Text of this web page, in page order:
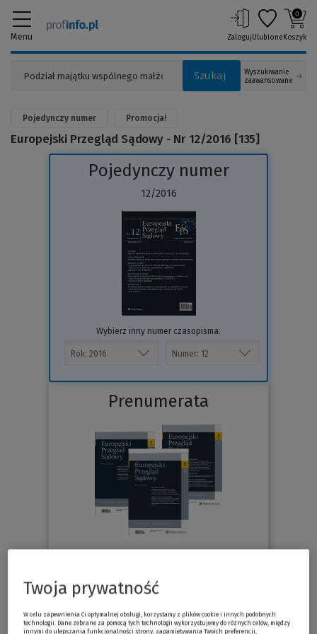
Menu
Szukaj
Wyszukiwanie
zaawansowane
ZalogujUlubione
0
Koszyk
Pojedynczy numer Promocja!
Europejski Przegląd Sądowy - Nr 12/2016 [135]
Pojedynczy numer
12/2016
(Link
do
Wybierz inny numer czasopisma:
Prenumerata
Twoja prywatność
W celu zapewnienia Ci optymalnej obsługi, korzystamy z plików cookie i innych podobnych
technologii. Dane zebrane za pomocą tych technologii wykorzystujemy do różnych celów, między
innymi do ulepszania funkcjonalności strony, zapamiętywania Twoich preferencji,